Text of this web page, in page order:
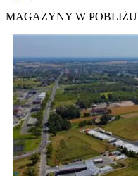
MAGAZYNY W POBLIŻU